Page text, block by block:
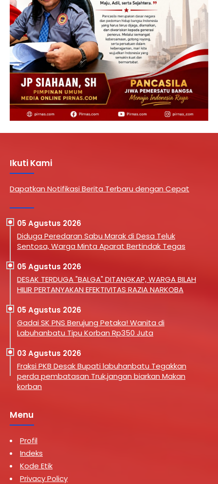
Ikuti Kami
Dapatkan Notifikasi Berita Terbaru dengan Cepat
05 Agustus 2026
Diduga Peredaran Sabu Marak di Desa Teluk
Sentosa, Warga Minta Aparat Bertindak Tegas
05 Agustus 2026
DESAK TERDUGA "BALGA" DITANGKAP, WARGA BILAH
HILIR PERTANYAKAN EFEKTIVITAS RAZIA NARKOBA
05 Agustus 2026
Gadai SK PNS Berujung Petaka! Wanita di
Labuhanbatu Tipu Korban Rp350 Juta
03 Agustus 2026
Fraksi PKB Desak Bupati labuhanbatu Tegakkan
perda pembatasan Truk,jangan biarkan Makan
korban
Menu
Profil
Indeks
Kode Etik
Privacy Policy